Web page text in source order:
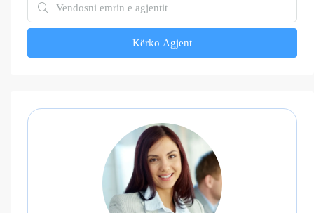
Kërko Agjent